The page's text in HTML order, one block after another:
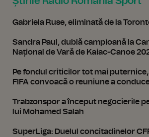
Gabriela Ruse, eliminată de la
Sandra Paul, dublă campioană la
Național de Vară de Kaiac-Canoe
Pe fondul criticilor tot mai
FIFA convoacă o reuniune a
Trabzonspor a început negocierile
lui Mohamed Salah
SuperLiga: Duelul concitadinelor